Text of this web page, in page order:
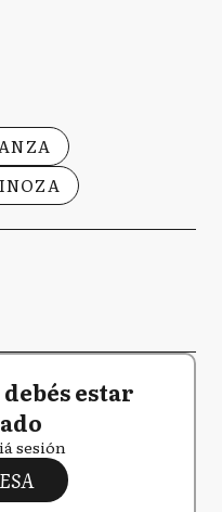
estar
sesión